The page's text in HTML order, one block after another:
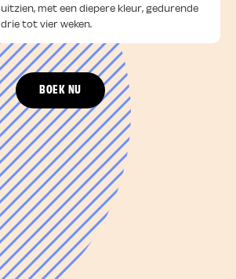
uitzien, met een diepere kleur, gedurende
drie tot vier weken.
BOEK NU